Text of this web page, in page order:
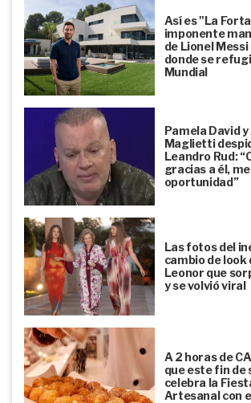
Así es "La
imponente
de Lionel Messi
donde se
Mundial
Pamela David
Maglietti
Leandro Rud:
gracias a él,
oportunidad”
Las fotos del
cambio de look
Leonor que
y se volvió viral
A 2 horas de
que este fin de
celebra la
Artesanal con